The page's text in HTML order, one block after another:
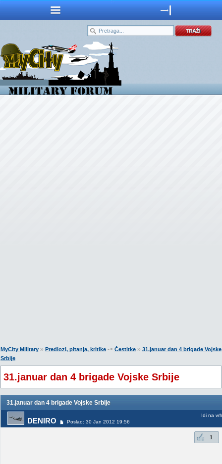
MyCity Military » Predlozi, pitanja, kritike -> Čestitke » 31.januar dan 4 brigade Vojske
Srbije
31.januar dan 4 brigade Vojske Srbije
31.januar dan 4 brigade Vojske Srbije
DENIRO Poslao: 30 Jan 2012 19:56
Idi na vrh
1